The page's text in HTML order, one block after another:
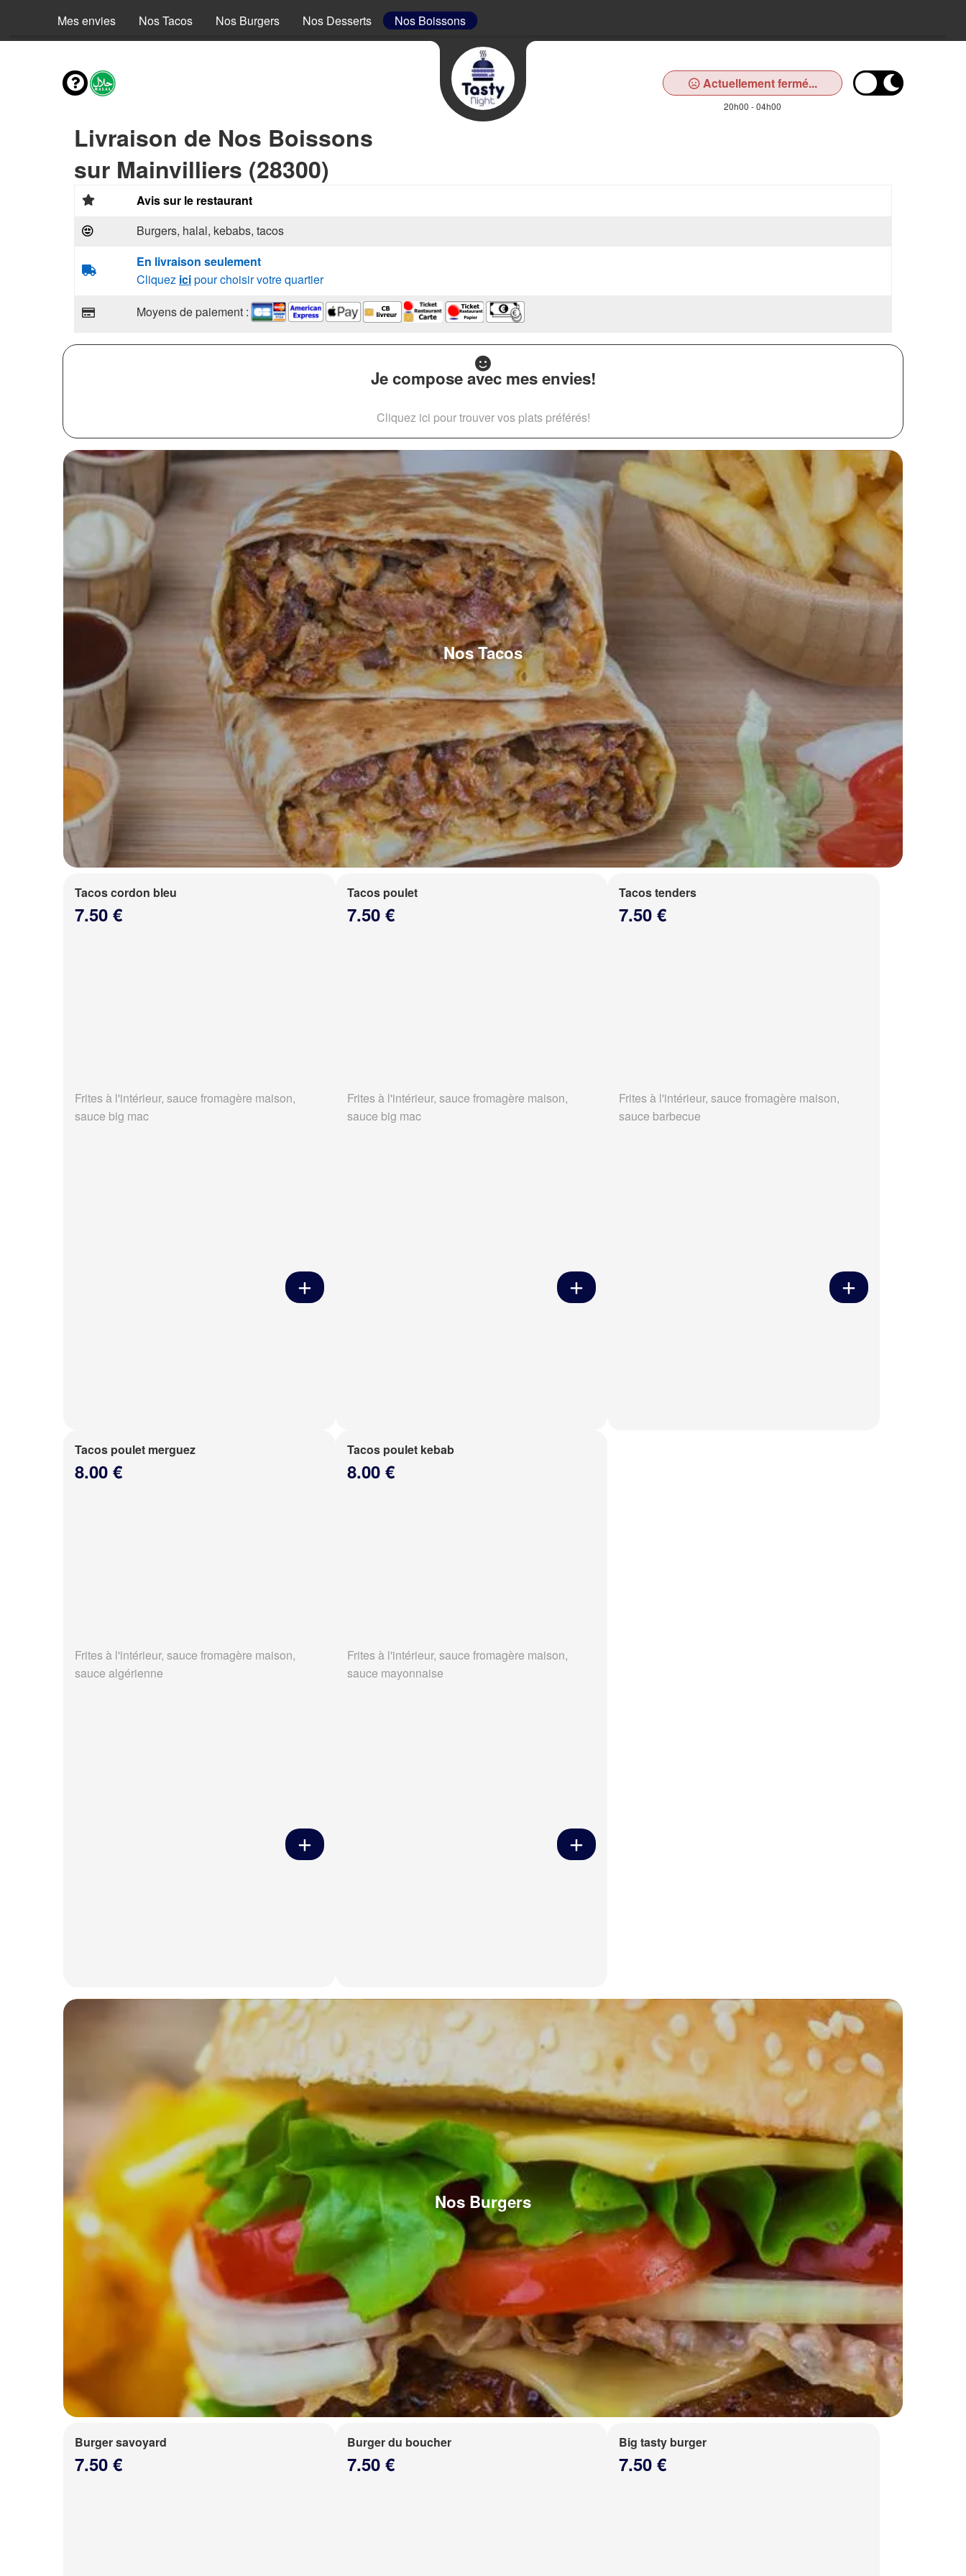
Mes envies Nos Tacos Nos Burgers Nos Desserts Nos Boissons
Actuellement fermé...
20h00 - 04h00
Livraison de Nos Boissons
sur Mainvilliers (28300)
Avis sur le restaurant
Burgers, halal, kebabs, tacos
En livraison seulement
Cliquez icipour choisir votre quartier
Moyens de paiement :
Je compose avec mes envies!
Cliquez ici pour trouver vos plats préférés!
Nos Tacos
Tacos cordon bleu
7.50 €
Frites à l'intérieur, sauce fromagère maison,
sauce big mac
Tacos poulet
7.50 €
Frites à l'intérieur, sauce fromagère maison,
sauce big mac
Tacos tenders
7.50 €
Frites à l'intérieur, sauce fromagère maison,
sauce barbecue
Tacos poulet merguez
8.00 €
Frites à l'intérieur, sauce fromagère maison,
sauce algérienne
Tacos poulet kebab
8.00 €
Frites à l'intérieur, sauce fromagère maison,
sauce mayonnaise
Nos Burgers
Burger savoyard
7.50 €
Burger du boucher
7.50 €
Big tasty burger
7.50 €